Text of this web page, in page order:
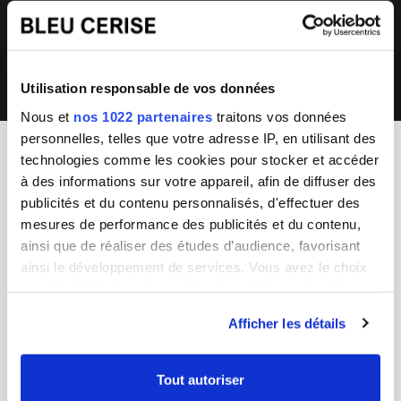
Utilisation responsable de vos données
Nous et nos 1022 partenaires traitons vos données
personnelles, telles que votre adresse IP, en utilisant des
technologies comme les cookies pour stocker et accéder
à des informations sur votre appareil, afin de diffuser des
publicités et du contenu personnalisés, d'effectuer des
mesures de performance des publicités et du contenu,
ainsi que de réaliser des études d’audience, favorisant
ainsi le développement de services. Vous avez le choix
tout moment en consultant la Déclaration relative aux
cookies ou en cliquant sur l'icône de confidentialité.
Afficher les détails
Tout autoriser
notre SAV 04 66 35 94 97
💰
Prix imbattables
les moins chers en France
BLEU CERISE
Enseigne Française
Service Client
Guides d'achat & FAQ
Du lundi au vendredi
8h - 17h
Sac Femme
Sac Homme
Junior/Enfant
Choisir un cadenas TSA